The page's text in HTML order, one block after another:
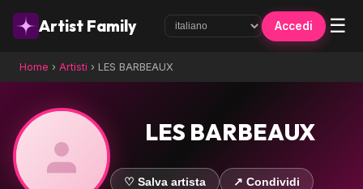
Artist Family Accedi ☰
Home › Artisti › LES BARBEAUX
LES BARBEAUX
♡ Salva artista ↗ Condividi